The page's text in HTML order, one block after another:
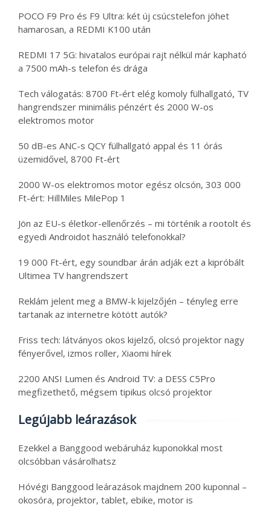
POCO F9 Pro és F9 Ultra: két új csúcstelefon jöhet
hamarosan, a REDMI K100 után
REDMI 17 5G: hivatalos európai rajt nélkül már kapható
a 7500 mAh-s telefon és drága
Tech válogatás: 8700 Ft-ért elég komoly fülhallgató, TV
hangrendszer minimális pénzért és 2000 W-os
elektromos motor
50 dB-es ANC-s QCY fülhallgató appal és 11 órás
üzemidővel, 8700 Ft-ért
2000 W-os elektromos motor egész olcsón, 303 000
Ft-ért: HillMiles MilePop 1
Jön az EU-s életkor-ellenőrzés – mi történik a rootolt és
egyedi Androidot használó telefonokkal?
19 000 Ft-ért, egy soundbar árán adják ezt a kipróbált
Ultimea TV hangrendszert
Reklám jelent meg a BMW-k kijelzőjén – tényleg erre
tartanak az internetre kötött autók?
Friss tech: látványos okos kijelző, olcsó projektor nagy
fényerővel, izmos roller, Xiaomi hírek
2200 ANSI Lumen és Android TV: a DESS C5Pro
megfizethető, mégsem tipikus olcsó projektor
Legújabb leárazások
Ezekkel a Banggood webáruház kuponokkal most
olcsóbban vásárolhatsz
Hóvégi Banggood leárazások majdnem 200 kuponnal –
okosóra, projektor, tablet, ebike, motor is